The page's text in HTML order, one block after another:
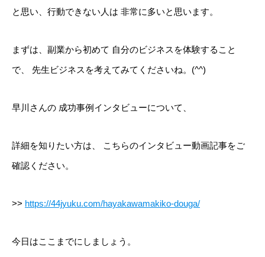
と思い、行動できない人は 非常に多いと思います。
まずは、副業から初めて 自分のビジネスを体験すること
で、
先生ビジネスを考えてみてくださいね。(^^)
早川さんの 成功事例インタビューについて、
詳細を知りたい方は、
こちらのインタビュー動画記事をご
確認ください。
>> https://44jyuku.com/hayakawamakiko-douga/
今日はここまでにしましょう。
はじめての方へ
講座を探す